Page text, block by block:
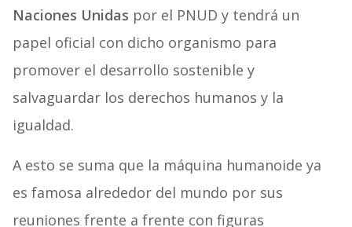
Naciones Unidas por el PNUD y tendrá un
papel oficial con dicho organismo para
promover el desarrollo sostenible y
salvaguardar los derechos humanos y la
igualdad.
A esto se suma que la máquina humanoide ya
es famosa alrededor del mundo por sus
reuniones frente a frente con figuras